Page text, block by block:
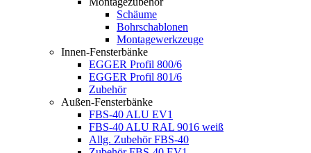
Schäume
Bohrschablonen
Montagewerkzeuge
Innen-Fensterbänke
EGGER Profil 800/6
EGGER Profil 801/6
Zubehör
Außen-Fensterbänke
FBS-40 ALU EV1
FBS-40 ALU RAL 9016 weiß
Allg. Zubehör FBS-40